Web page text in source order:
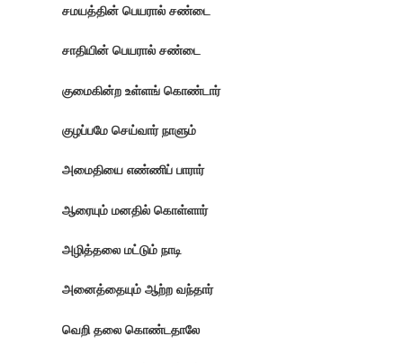
சமயத்தின் பெயரால் சண்டை
சாதியின் பெயரால் சண்டை
குமைகின்ற உள்ளங் கொண்டார்
குழப்பமே செய்வார் நாளும்
அமைதியை எண்ணிப் பாரார்
ஆரையும் மனதில் கொள்ளார்
அழித்தலை மட்டும் நாடி
அனைத்தையும் ஆற்ற வந்தார்
வெறி தலை கொண்டதாலே